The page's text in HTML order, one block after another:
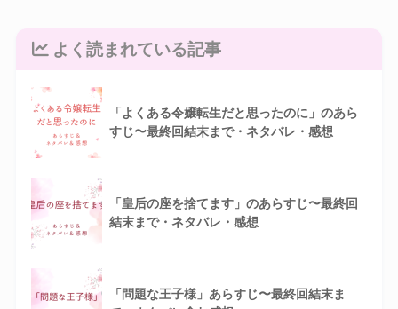
よく読まれている記事
「よくある令嬢転生だと思ったのに」のあら
すじ〜最終回結末まで・ネタバレ・感想
「皇后の座を捨てます」のあらすじ〜最終回
結末まで・ネタバレ・感想
「問題な王子様」あらすじ〜最終回結末ま